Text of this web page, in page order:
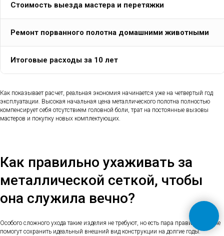
Стоимость выезда мастера и перетяжки
Ремонт порванного полотна домашними животными
Итоговые расходы за 10 лет
Как показывает расчет, реальная экономия начинается уже на четвертый год
эксплуатации. Высокая начальная цена металлического полотна полностью
компенсирует себя отсутствием головной боли, трат на постоянные вызовы
мастеров и покупку новых комплектующих.
Как правильно ухаживать за
металлической сеткой, чтобы
она служила вечно?
Особого сложного ухода такие изделия не требуют, но есть пара правил, которые
помогут сохранить идеальный внешний вид конструкции на долгие годы.